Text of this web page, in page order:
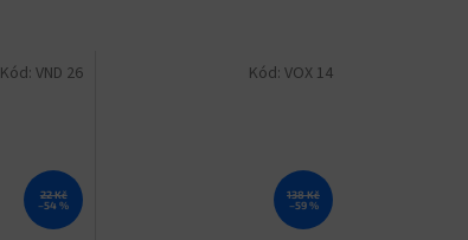
22 Kč
–54 %
Kód:VND 26
138 Kč
–59 %
Kód: VOX 14